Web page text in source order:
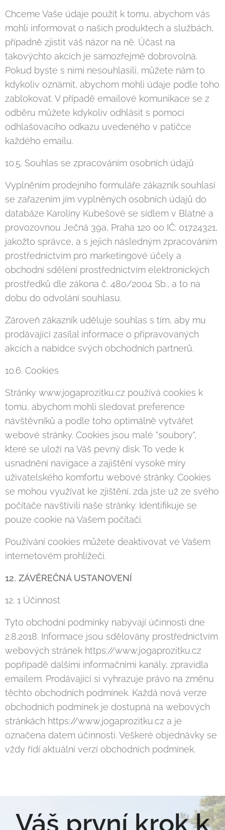
Chceme Vaše údaje použít k tomu, abychom vás
mohli informovat o našich produktech a službách,
případně zjistit váš názor na ně. Účast na
takovýchto akcích je samozřejmě dobrovolná.
Pokud byste s nimi nesouhlasili, můžete nám to
kdykoliv oznámit, abychom mohli údaje podle toho
zablokovat. V případě emailové komunikace se z
odběru můžete kdykoliv odhlásit s pomocí
odhlašovacího odkazu uvedeného v patičce
každého emailu.
10.5. Souhlas se zpracováním osobních údajů
Vyplněním prodejního formuláře zákazník souhlasí
se zařazením jím vyplněných osobních údajů do
databáze Karolíny Kubešové se sídlem v Blatné a
provozovnou Ječná 39a, Praha 120 00 IČ: 01724321,
jakožto správce, a s jejich následným zpracováním
prostřednictvím pro marketingové účely a
obchodní sdělení prostřednictvím elektronických
prostředků dle zákona č. 480/2004 Sb., a to na
dobu do odvolání souhlasu.
Zároveň zákazník uděluje souhlas s tím, aby mu
prodávající zasílal informace o připravovaných
akcích a nabídce svých obchodních partnerů.
10.6. Cookies
Stránky www.jogaprozitku.cz používá cookies k
tomu, abychom mohli sledovat preference
návštěvníků a podle toho optimálně vytvářet
webové stránky. Cookies jsou malé "soubory",
které se uloží na Váš pevný disk. To vede k
usnadnění navigace a zajištění vysoké míry
uživatelského komfortu webové stránky. Cookies
se mohou využívat ke zjištění, zda jste už ze svého
počítače navštívili naše stránky. Identifikuje se
pouze cookie na Vašem počítači.
Používání cookies můžete deaktivovat ve Vašem
internetovém prohlížeči.
12. ZÁVĚREČNÁ USTANOVENÍ
12. 1 Účinnost
Tyto obchodní podmínky nabývají účinnosti dne
2.8.2018. Informace jsou sdělovány prostřednictvím
webových stránek https://www.jogaprozitku.cz
popřípadě dalšími informačními kanály, zpravidla
emailem. Prodávající si vyhrazuje právo na změnu
těchto obchodních podmínek. Každá nová verze
obchodních podmínek je dostupná na webových
stránkách https://www.jogaprozitku.cz a je
označena datem účinnosti. Veškeré objednávky se
vždy řídí aktuální verzí obchodních podmínek.
Váš první krok k